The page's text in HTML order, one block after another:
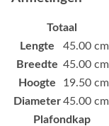
Totaal
Lengte
45.00 cm
Breedte 45.00 cm
Hoogte
19.50 cm
Diameter45.00 cm
Plafondkap